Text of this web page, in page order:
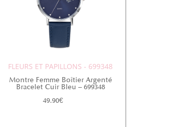
FLEURS ET PAPILLONS - 699348
Montre Femme Boîtier Argenté
Bracelet Cuir Bleu – 699348
49.90€